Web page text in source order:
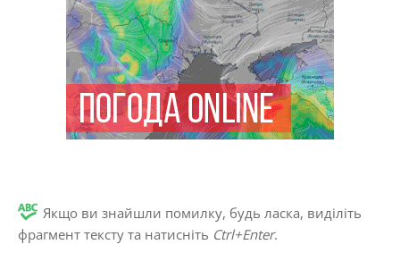
Якщо ви знайшли помилку, будь ласка, виділіть
фрагмент тексту та натисніть Ctrl+Enter.